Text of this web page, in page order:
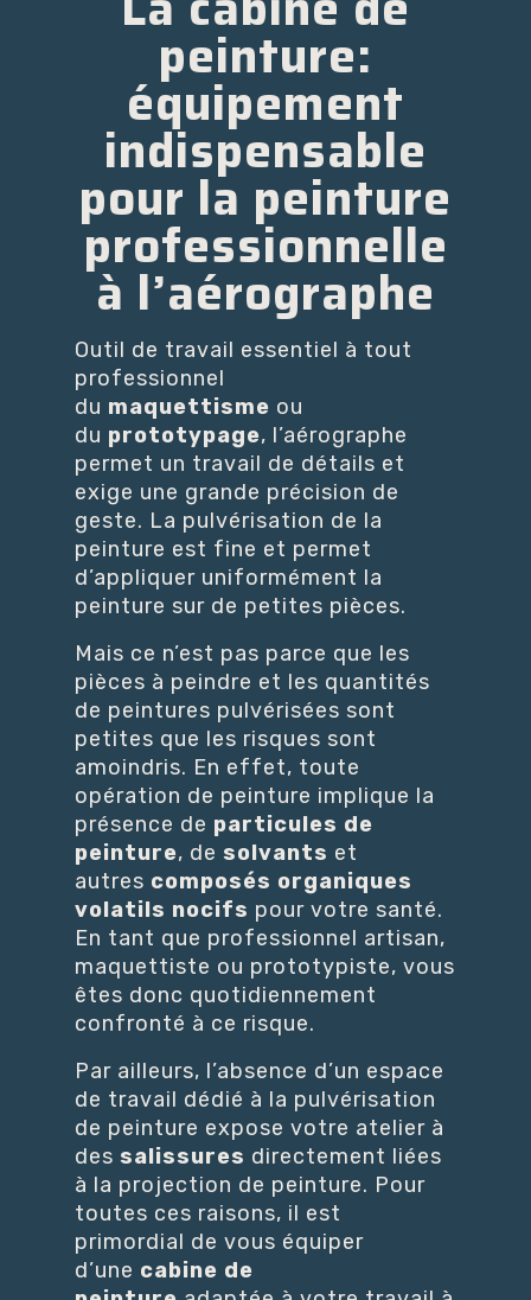
peinture:
équipement
indispensable
pour la peinture
professionnelle
à l’aérographe
Outil de travail essentiel à tout
professionnel
du maquettisme ou
du prototypage, l’aérographe
permet un travail de détails et
exige une grande précision de
geste. La pulvérisation de la
peinture est fine et permet
d’appliquer uniformément la
peinture sur de petites pièces.
Mais ce n’est pas parce que les
pièces à peindre et les quantités
de peintures pulvérisées sont
petites que les risques sont
amoindris. En effet, toute
opération de peinture implique la
présence de particules de
peinture, de solvants et
autres composés organiques
volatils nocifs pour votre santé.
En tant que professionnel artisan,
maquettiste ou prototypiste, vous
êtes donc quotidiennement
confronté à ce risque.
Par ailleurs, l’absence d’un espace
de travail dédié à la pulvérisation
de peinture expose votre atelier à
des salissures directement liées
à la projection de peinture. Pour
toutes ces raisons, il est
primordial de vous équiper
d’une cabine de